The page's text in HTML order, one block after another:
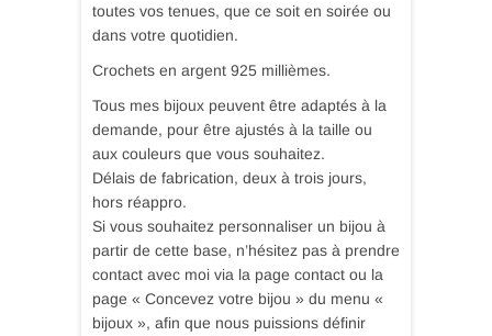
toutes vos tenues, que ce soit en soirée ou
dans votre quotidien.
Crochets en argent 925 millièmes.
Tous mes bijoux peuvent être adaptés à la
demande, pour être ajustés à la taille ou
aux couleurs que vous souhaitez.
Délais de fabrication, deux à trois jours,
hors réappro.
Si vous souhaitez personnaliser un bijou à
partir de cette base, n’hésitez pas à prendre
contact avec moi via la page contact ou la
page « Concevez votre bijou » du menu «
bijoux », afin que nous puissions définir